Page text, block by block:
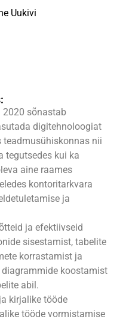
Uukivi
2020 sõnastab
digitehnoloogiat
nii
tegutsedes kui ka
aine raames
kontoritarkvara
ja
ja efektiivseid
sisestamist, tabelite
korrastamist ja
koostamist
abil.
kirjalike tööde
tööde vormistamise